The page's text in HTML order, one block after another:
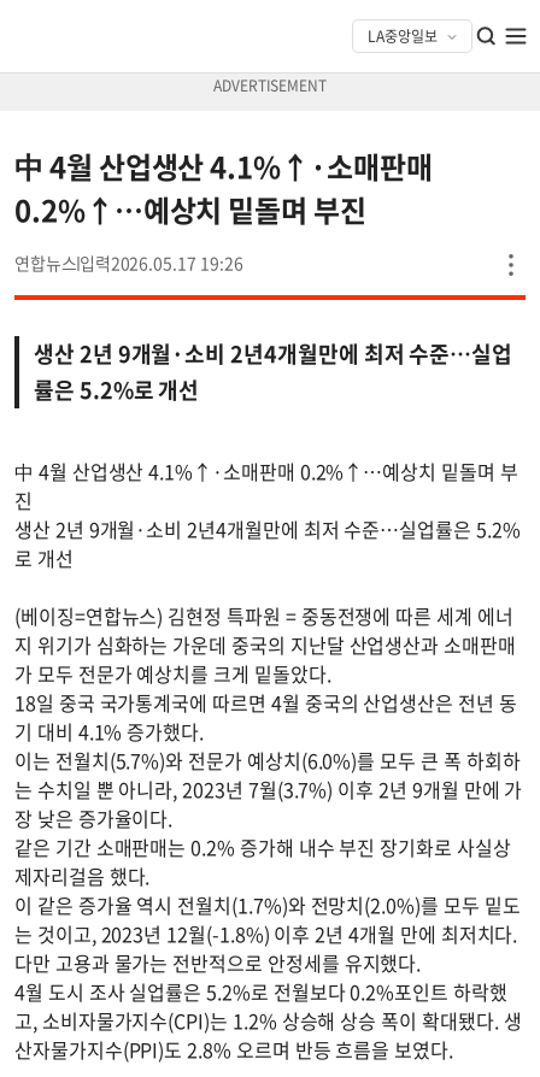
中 4월 산업생산 4.1%↑·소매판매
0.2%↑…예상치 밑돌며 부진
연합뉴스 2026.05.17 19:26
생산 2년 9개월·소비 2년4개월만에 최저 수준…실업
률은 5.2%로 개선
中 4월 산업생산 4.1%↑·소매판매 0.2%↑…예상치 밑돌며 부
진
생산 2년 9개월·소비 2년4개월만에 최저 수준…실업률은 5.2%
로 개선
(베이징=연합뉴스) 김현정 특파원 = 중동전쟁에 따른 세계 에너
지 위기가 심화하는 가운데 중국의 지난달 산업생산과 소매판매
가 모두 전문가 예상치를 크게 밑돌았다.
18일 중국 국가통계국에 따르면 4월 중국의 산업생산은 전년 동
기 대비 4.1% 증가했다.
이는 전월치(5.7%)와 전문가 예상치(6.0%)를 모두 큰 폭 하회하
는 수치일 뿐 아니라, 2023년 7월(3.7%) 이후 2년 9개월 만에 가
장 낮은 증가율이다.
같은 기간 소매판매는 0.2% 증가해 내수 부진 장기화로 사실상
제자리걸음 했다.
이 같은 증가율 역시 전월치(1.7%)와 전망치(2.0%)를 모두 밑도
는 것이고, 2023년 12월(-1.8%) 이후 2년 4개월 만에 최저치다.
다만 고용과 물가는 전반적으로 안정세를 유지했다.
4월 도시 조사 실업률은 5.2%로 전월보다 0.2%포인트 하락했
고, 소비자물가지수(CPI)는 1.2% 상승해 상승 폭이 확대됐다. 생
산자물가지수(PPI)도 2.8% 오르며 반등 흐름을 보였다.